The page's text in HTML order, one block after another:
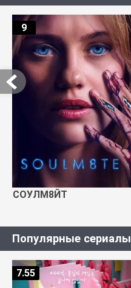
СОУЛМ8ЙТ
9
Популярные сериалы
7.55